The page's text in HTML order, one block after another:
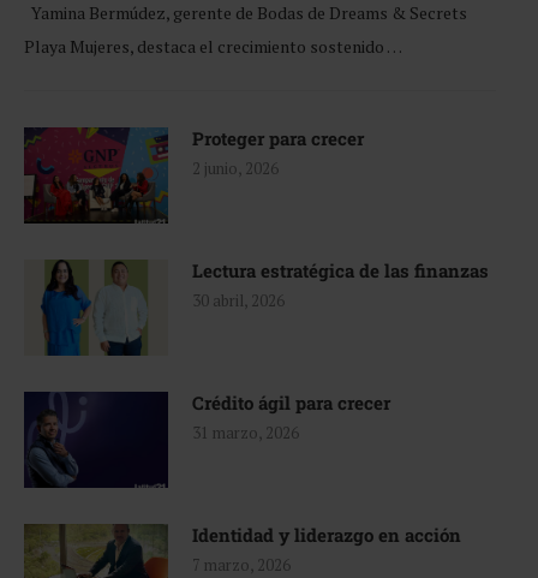
Yamina Bermúdez, gerente de Bodas de Dreams & Secrets
Playa Mujeres, destaca el crecimiento sostenido …
Proteger para crecer
2 junio, 2026
Lectura estratégica de las finanzas
30 abril, 2026
Crédito ágil para crecer
31 marzo, 2026
Identidad y liderazgo en acción
7 marzo, 2026